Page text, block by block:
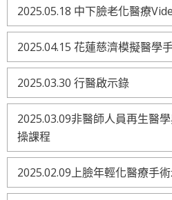
2025.05.18 中下臉老化醫療
2025.04.15 花蓮慈濟模擬醫學
2025.03.30 行醫啟示錄
2025.03.09非醫師人員再生醫
操課程
2025.02.09上臉年輕化醫療手